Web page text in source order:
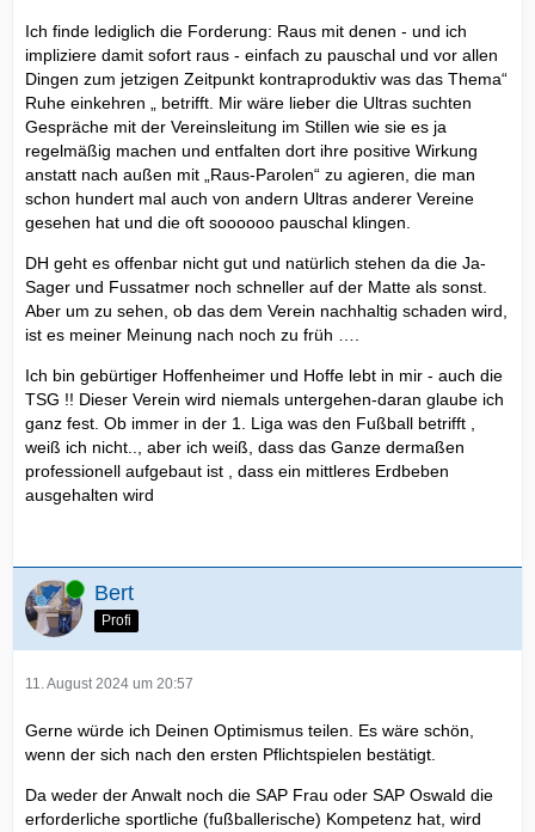
Ich finde lediglich die Forderung: Raus mit denen - und ich
impliziere damit sofort raus - einfach zu pauschal und vor allen
Dingen zum jetzigen Zeitpunkt kontraproduktiv was das Thema“
Ruhe einkehren „ betrifft. Mir wäre lieber die Ultras suchten
Gespräche mit der Vereinsleitung im Stillen wie sie es ja
regelmäßig machen und entfalten dort ihre positive Wirkung
anstatt nach außen mit „Raus-Parolen“ zu agieren, die man
schon hundert mal auch von andern Ultras anderer Vereine
gesehen hat und die oft soooooo pauschal klingen.
DH geht es offenbar nicht gut und natürlich stehen da die Ja-
Sager und Fussatmer noch schneller auf der Matte als sonst.
Aber um zu sehen, ob das dem Verein nachhaltig schaden wird,
ist es meiner Meinung nach noch zu früh ….
Ich bin gebürtiger Hoffenheimer und Hoffe lebt in mir - auch die
TSG !! Dieser Verein wird niemals untergehen-daran glaube ich
ganz fest. Ob immer in der 1. Liga was den Fußball betrifft ,
weiß ich nicht.., aber ich weiß, dass das Ganze dermaßen
professionell aufgebaut ist , dass ein mittleres Erdbeben
ausgehalten wird
Online Bert
Profi
11. August 2024 um 20:57
Gerne würde ich Deinen Optimismus teilen. Es wäre schön,
wenn der sich nach den ersten Pflichtspielen bestätigt.
Da weder der Anwalt noch die SAP Frau oder SAP Oswald die
erforderliche sportliche (fußballerische) Kompetenz hat, wird